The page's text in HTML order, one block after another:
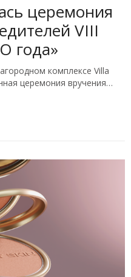
церемония
VIII
года»
комплексе Villa
церемония вручения…